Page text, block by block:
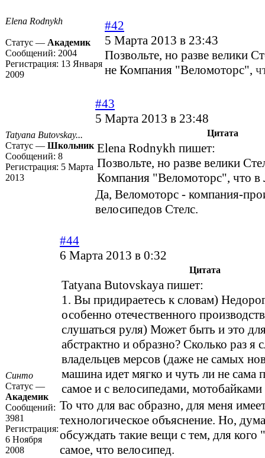
Elena Rodnykh
Статус — Академик
Сообщений: 2004
Регистрация: 13 Января
2009
#42
5 Марта 2013 в 23:43
Позвольте, но разве велики
не Компания "Веломоторс",
Tatyana Butovskay...
Статус — Школьник
Сообщений: 8
Регистрация: 5 Марта
2013
#43
5 Марта 2013 в 23:48
Цитата
Elena Rodnykh пишет:
Позвольте, но разве велики
Компания "Веломоторс", что
Да, Веломоторс - компания-
велосипедов Стелс.
Синто
Статус —
Академик
Сообщений:
3981
Регистрация:
6 Ноября
2008
#44
6 Марта 2013 в 0:32
Цитата
Tatyana Butovskaya пишет:
1. Вы придираетесь к словам)
особенно отечественного
слушаться руля) Может быть и это
абстрактно и образно? Сколько раз я
владельцев мерсов (даже не самых
машина идет мягко и чуть ли не сама
самое и с велосипедами,
То что для вас образно, для меня
технологическое объяснение. Но,
обсуждать такие вещи с тем, для
самое, что велосипед.